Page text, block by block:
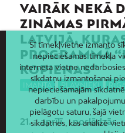
VAIRĀK NEKĀ
ZINĀMAS
LATVIJĀ,
PROGRAMMĀ
KOPIENAS”
IMANTA , PĻAVNIEKI
21. aprīlī noslēdzās
Šī tīmekļvietne izmanto
nepieciešamas tīmekļa
interneta vietne
sīkdatņu izmantošanai
nepieciešamajām
darbību un
pielāgotu saturu, šajā
sīkdatnes, kas analizē